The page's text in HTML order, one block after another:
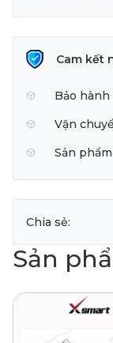
Cam kết
Bảo
Vận
Sản
Chia sẻ:
Sản